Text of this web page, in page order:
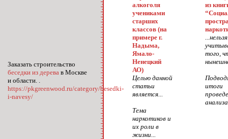
Заказать строительство
беседки из дерева в Москве
и области. .
https://pkgreenwood.ru/category/besedki-
i-navesy/
алкоголя
учениками
старших
классов (на
примере г.
Надыма,
Ямало-
Ненецкий
АО)
Целью данной
статьи
является...
Тема
наркотиков и
их роли в
жизни...
из
того,
итоги